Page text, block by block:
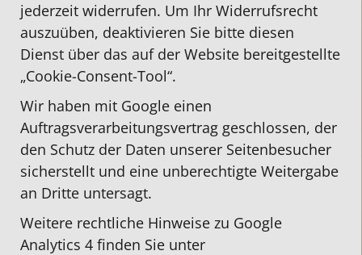
jederzeit widerrufen. Um Ihr Widerrufsrecht
auszuüben, deaktivieren Sie bitte diesen
Dienst über das auf der Website bereitgestellte
„Cookie-Consent-Tool“.
Wir haben mit Google einen
Auftragsverarbeitungsvertrag geschlossen, der
den Schutz der Daten unserer Seitenbesucher
sicherstellt und eine unberechtigte Weitergabe
an Dritte untersagt.
Weitere rechtliche Hinweise zu Google
Analytics 4 finden Sie unter